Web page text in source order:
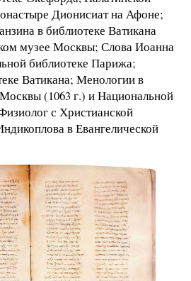
Дионисиат на Афоне;
в библиотеке Ватикана
музее Москвы; Слова Иоанна
библиотеке Парижа;
Ватикана; Менологии в
(1063 г.) и Национальной
с Христианской
в Евангелической